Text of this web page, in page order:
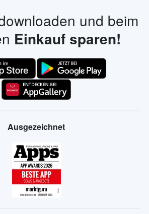
und beim
Einkauf sparen!
Ausgezeichnet